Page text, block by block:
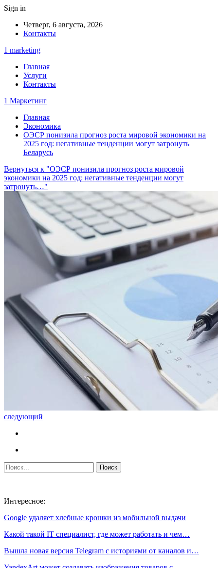
Sign in
Четверг, 6 августа, 2026
Контакты
1 marketing
Главная
Услуги
Контакты
1 Маркетинг
Главная
Экономика
ОЭСР понизила прогноз роста мировой экономики на
2025 год: негативные тенденции могут затронуть
Беларусь
Вернуться к "ОЭСР понизила прогноз роста мировой
экономики на 2025 год: негативные тенденции могут
затронуть…"
следующий
Интересное:
Google удаляет хлебные крошки из мобильной выдачи
Какой такой IT специалист, где может работать и чем…
Вышла новая версия Telegram с историями от каналов и…